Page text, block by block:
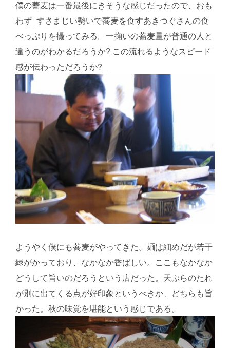
僕の蕎麦は一番最後にきそうな感じだったので、おも
わず_すさまじい勢いで蕎麦を食すあきつぐさんの食
べっぷりを撮ってみる。一掬いの蕎麦量が普通の人と
違うのがわかるだろうか? この流れるようなスピード
感が伝わっただろうか?_
ようやく僕にも蕎麦がやってきた。麺は細めだが若干
緑がかっており、なかなか香ばしい。ここもなかなか
どうして旨いのだろうという店だった。天ぷらのたれ
が別に出てくる点が好印象というべきか、どちらも旨
かった。秋の味覚を堪能という感じである。